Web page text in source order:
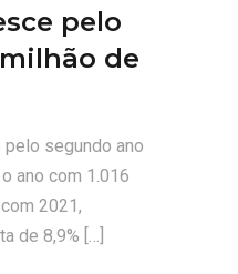
pelo
de
segundo ano
ano com 1.016
2021,
de 8,9% […]